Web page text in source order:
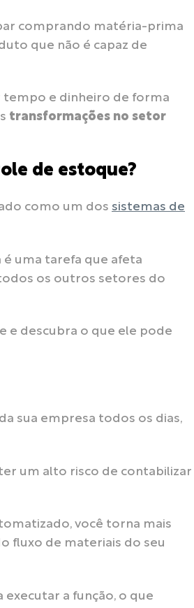
comprando matéria-prima
que não é capaz de
tempo e dinheiro de forma
transformações no setor
de estoque?
como um dos sistemas de
uma tarefa que afeta
os outros setores do
e descubra o que ele pode
sua empresa todos os dias,
um alto risco de contabilizar
você torna mais
fluxo de materiais do seu
a função, o que